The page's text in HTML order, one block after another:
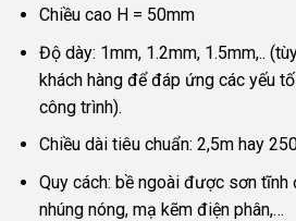
Chiều cao H = 50mm
Độ dày: 1mm, 1.2mm, 1.5mm,..
khách hàng để đáp ứng các yếu
công trình).
Chiều dài tiêu chuẩn: 2,5m hay
Quy cách: bề ngoài được sơn tĩnh
nhúng nóng, mạ kẽm điện phân,…